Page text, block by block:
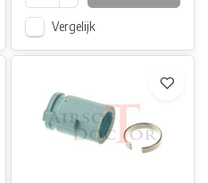
Vergelijk